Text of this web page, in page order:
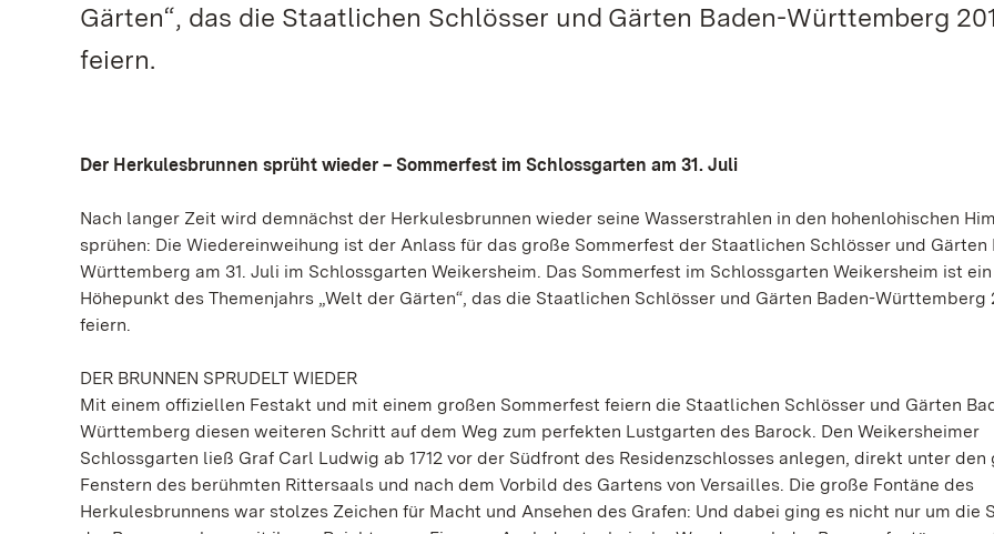
Gärten“, das die Staatlichen Schlösser und Gärten Baden-Württemberg
feiern.
Der Herkulesbrunnen sprüht wieder – Sommerfest im Schlossgarten am 31. Juli
Nach langer Zeit wird demnächst der Herkulesbrunnen wieder seine Wasserstrahlen in den hohenlohischen
sprühen: Die Wiedereinweihung ist der Anlass für das große Sommerfest der Staatlichen Schlösser und Gärten
Württemberg am 31. Juli im Schlossgarten Weikersheim. Das Sommerfest im Schlossgarten Weikersheim ist ein
Höhepunkt des Themenjahrs „Welt der Gärten“, das die Staatlichen Schlösser und Gärten Baden-Württemberg
feiern.
DER BRUNNEN SPRUDELT WIEDER
Mit einem offiziellen Festakt und mit einem großen Sommerfest feiern die Staatlichen Schlösser und Gärten
Württemberg diesen weiteren Schritt auf dem Weg zum perfekten Lustgarten des Barock. Den Weikersheimer
Schlossgarten ließ Graf Carl Ludwig ab 1712 vor der Südfront des Residenzschlosses anlegen, direkt unter den
Fenstern des berühmten Rittersaals und nach dem Vorbild des Gartens von Versailles. Die große Fontäne des
Herkulesbrunnens war stolzes Zeichen für Macht und Ansehen des Grafen: Und dabei ging es nicht nur um die